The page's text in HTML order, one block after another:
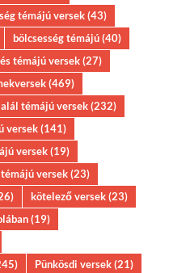
témájú versek(43)
bölcsesség témájú(40)
témájú versek(27)
(469)
témájú versek(232)
versek(141)
versek(19)
versek(23)
kötelező versek(23)
(19)
Pünkösdi versek(21)